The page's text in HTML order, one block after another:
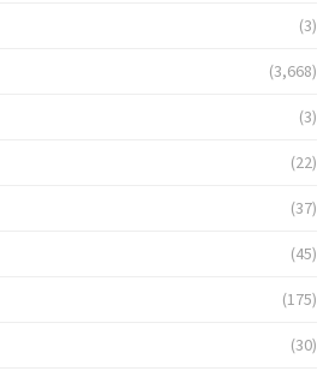
(3)
(3,668)
(3)
(22)
(37)
(45)
(175)
(30)